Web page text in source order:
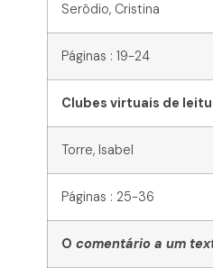
Serôdio, Cristina
Páginas : 19-24
Clubes virtuais de
Torre, Isabel
Páginas : 25-36
O comentário a um